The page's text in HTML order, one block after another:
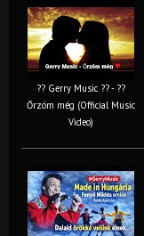
?? Gerry Music ?? - ??
Őrzöm még (Official Music
Video)